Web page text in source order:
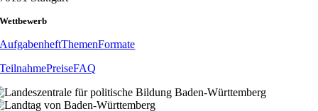
Wettbewerb
AufgabenheftThemenFormate
TeilnahmePreiseFAQ